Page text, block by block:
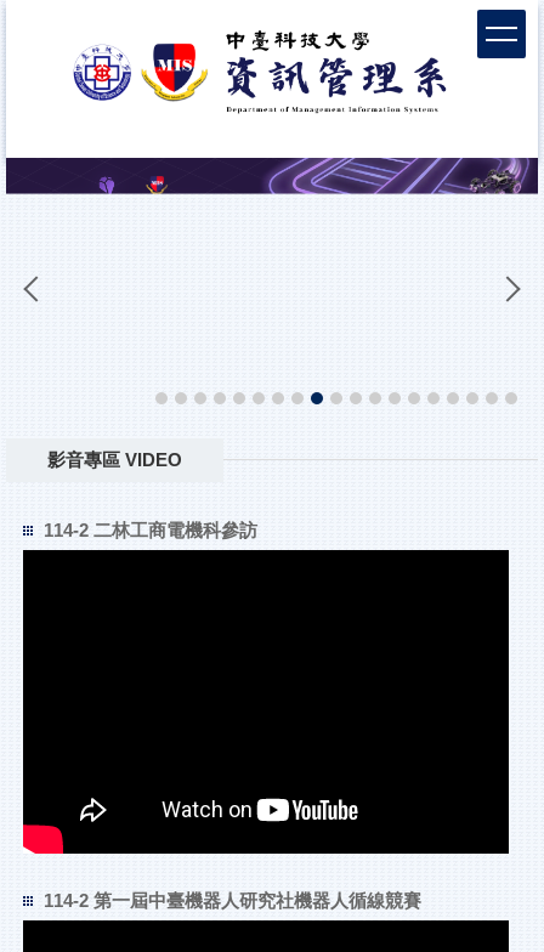
影音專區 VIDEO
114-2 二林工商電機科參訪
114-2 第一屆中臺機器人研究社機器人循線競賽